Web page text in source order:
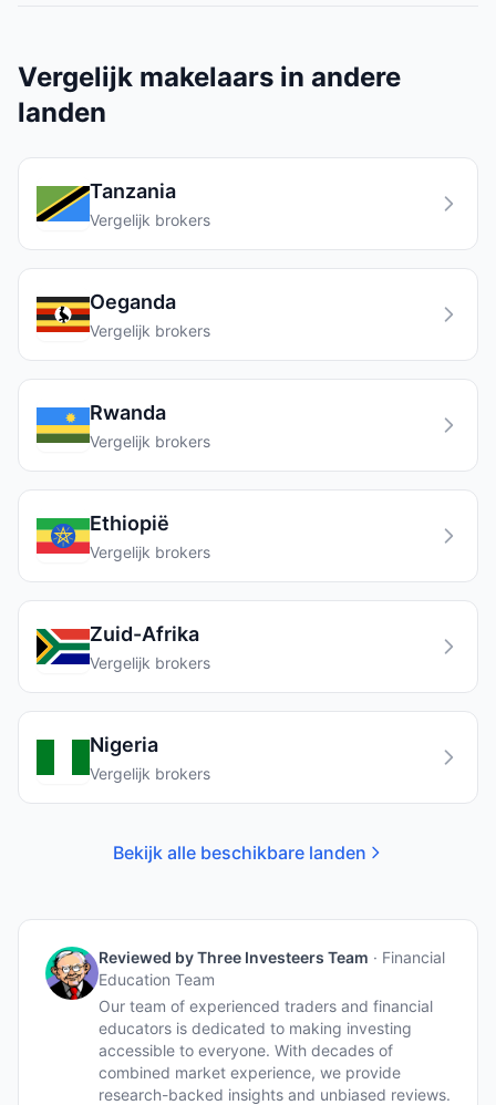
Vergelijk makelaars in andere
landen
Tanzania
Vergelijk brokers
Oeganda
Vergelijk brokers
Rwanda
Vergelijk brokers
Ethiopië
Vergelijk brokers
Zuid-Afrika
Vergelijk brokers
Nigeria
Vergelijk brokers
Bekijk alle beschikbare landen
Reviewed byThree Investeers Team · Financial
Education Team
Our team of experienced traders and financial
educators is dedicated to making investing
accessible to everyone. With decades of
combined market experience, we provide
research-backed insights and unbiased reviews.